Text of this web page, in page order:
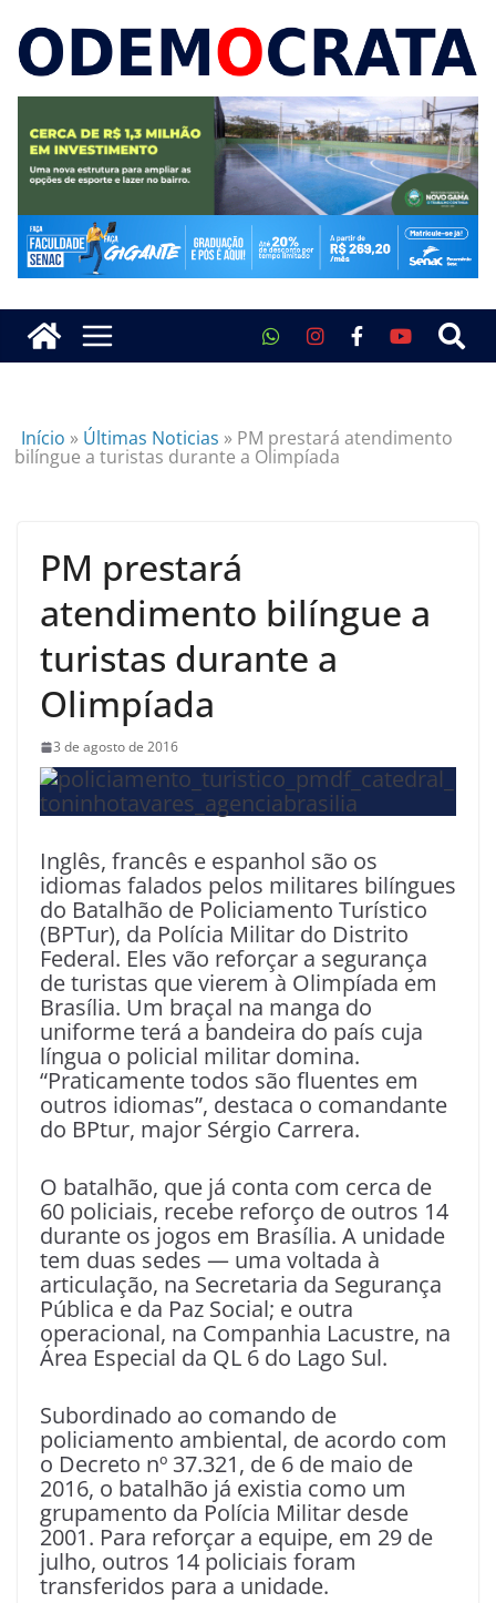
Início » Últimas Noticias » PM prestará atendimento
bilíngue a turistas durante a Olimpíada
PM prestará
atendimento bilíngue a
turistas durante a
Olimpíada
3 de agosto de 2016
Inglês, francês e espanhol são os
idiomas falados pelos militares bilíngues
do Batalhão de Policiamento Turístico
(BPTur), da Polícia Militar do Distrito
Federal. Eles vão reforçar a segurança
de turistas que vierem à Olimpíada em
Brasília. Um braçal na manga do
uniforme terá a bandeira do país cuja
língua o policial militar domina.
“Praticamente todos são fluentes em
outros idiomas”, destaca o comandante
do BPtur, major Sérgio Carrera.
O batalhão, que já conta com cerca de
60 policiais, recebe reforço de outros 14
durante os jogos em Brasília. A unidade
tem duas sedes — uma voltada à
articulação, na Secretaria da Segurança
Pública e da Paz Social; e outra
operacional, na Companhia Lacustre, na
Área Especial da QL 6 do Lago Sul.
Subordinado ao comando de
policiamento ambiental, de acordo com
o Decreto nº 37.321, de 6 de maio de
2016, o batalhão já existia como um
grupamento da Polícia Militar desde
2001. Para reforçar a equipe, em 29 de
julho, outros 14 policiais foram
transferidos para a unidade.